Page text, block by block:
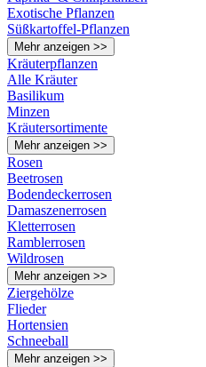
Exotische Pflanzen
Süßkartoffel-Pflanzen
Mehr anzeigen >>
Kräuterpflanzen
Alle Kräuter
Basilikum
Minzen
Kräutersortimente
Mehr anzeigen >>
Rosen
Beetrosen
Bodendeckerrosen
Damaszenerrosen
Kletterrosen
Ramblerrosen
Wildrosen
Mehr anzeigen >>
Ziergehölze
Flieder
Hortensien
Schneeball
Mehr anzeigen >>